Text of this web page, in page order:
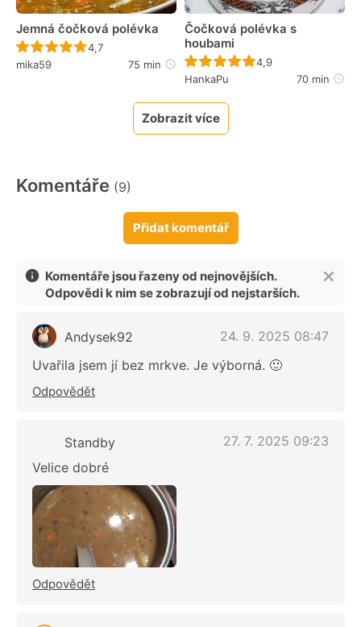
Jemná čočková polévka
Recept ještě nebyl hodnocen
4,7
mika59
75 min
Čočková polévka s
houbami
Recept ještě nebyl
4,9
HankaPu
70 min
Zobrazit více
Komentáře (9)
Přidat komentář
Komentáře jsou řazeny od nejnovějších.
Odpovědi k nim se zobrazují od nejstarších.
Andysek92
24. 9. 2025 08:47
Uvařila jsem jí bez mrkve. Je výborná. 🙂
Odpovědět
Standby
27. 7. 2025 09:23
Velice dobré
Odpovědět